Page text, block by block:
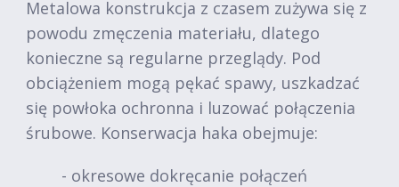
Metalowa konstrukcja z czasem zużywa się z
powodu zmęczenia materiału, dlatego
konieczne są regularne przeglądy. Pod
obciążeniem mogą pękać spawy, uszkadzać
się powłoka ochronna i luzować połączenia
śrubowe. Konserwacja haka obejmuje:
- okresowe dokręcanie połączeń